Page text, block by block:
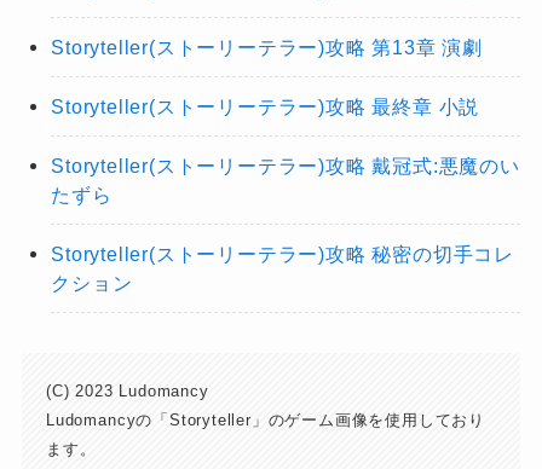
Storyteller(ストーリーテラー)攻略 第13章 演劇
Storyteller(ストーリーテラー)攻略 最終章 小説
Storyteller(ストーリーテラー)攻略 戴冠式:悪魔のい
たずら
Storyteller(ストーリーテラー)攻略 秘密の切手コレ
クション
(C) 2023 Ludomancy
Ludomancyの「Storyteller」のゲーム画像を使用しており
ます。